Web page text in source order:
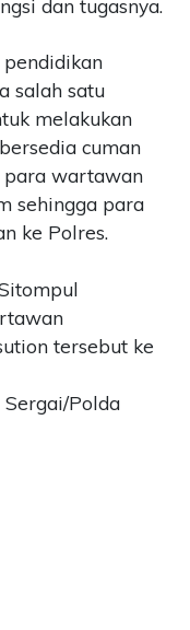
dan tugasnya.
pendidikan
salah satu
melakukan
cuman
para wartawan
sehingga para
ke Polres.
tersebut ke
Sergai/Polda